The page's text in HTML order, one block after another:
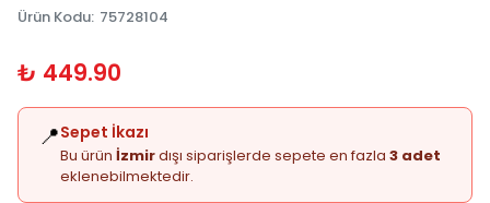
Ürün Kodu: 75728104
₺ 449.90
📍Sepet İkazı
Bu ürün İzmirdışı siparişlerde sepete en fazla 3 adet
eklenebilmektedir.